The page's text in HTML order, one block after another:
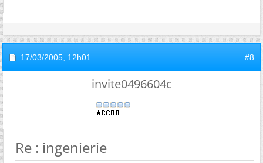
17/03/2005, 12h01 #8
invite0496604c
Re : ingenierie